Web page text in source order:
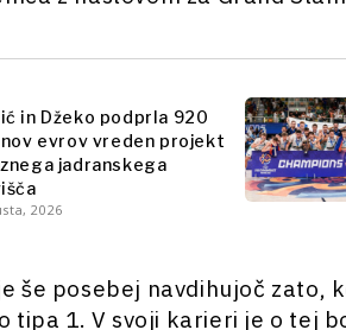
in Džeko podprla 920
evrov vreden projekt
jadranskega
2026
še posebej navdihujoč zato,
tipa 1. V svoji karieri je o tej